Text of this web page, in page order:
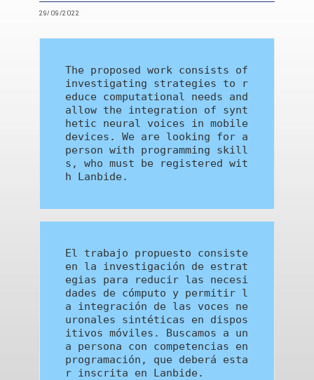
29/09/2022
The proposed work consists of
investigating strategies to r
educe computational needs and
allow the integration of synt
hetic neural voices in mobile
devices. We are looking for a
person with programming skill
s, who must be registered wit
h Lanbide.
El trabajo propuesto consiste
en la investigación de estrat
egias para reducir las necesi
dades de cómputo y permitir l
a integración de las voces ne
uronales sintéticas en dispos
itivos móviles. Buscamos a un
a persona con competencias en
programación, que deberá esta
r inscrita en Lanbide.